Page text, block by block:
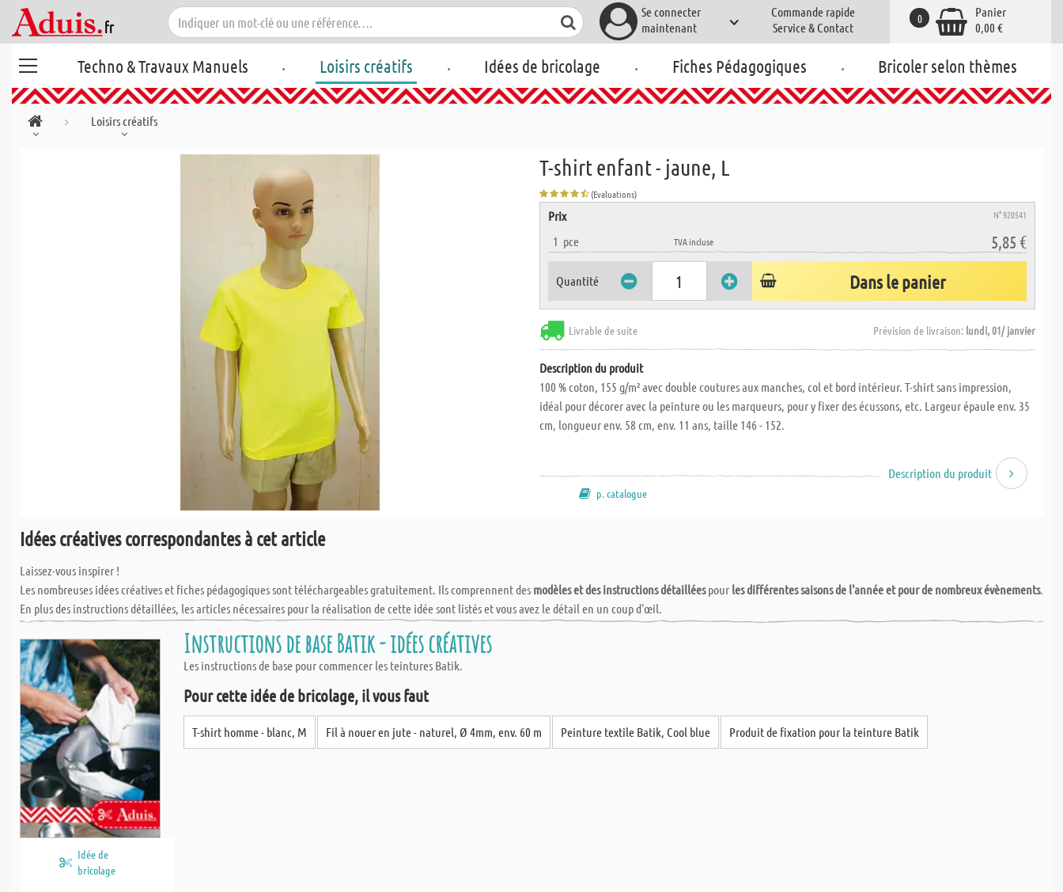
Se connecter
maintenant
Commande rapide
Service & Contact
Panier
0,00 €
0
Techno & Travaux Manuels . Loisirs créatifs . Idées de bricolage . Fiches Pédagogiques . Bricoler selon thèmes
Loisirs créatifs
T-shirt enfant - jaune, L
(Evaluations)
Prix N° 920541
1 pce TVA incluse 5,85 €
Quantité Dans le panier
Livrable de suite Prévision de livraison: lundi, 01/ janvier
Description du produit
100 % coton, 155 g/m² avec double coutures aux manches, col et bord intérieur. T-shirt sans impression,
idéal pour décorer avec la peinture ou les marqueurs, pour y fixer des écussons, etc. Largeur épaule env. 35
cm, longueur env. 58 cm, env. 11 ans, taille 146 - 152.
Description du produit
p. catalogue
Idées créatives correspondantes à cet article
Laissez-vous inspirer !
Les nombreuses idées créatives et fiches pédagogiques sont téléchargeables gratuitement. Ils comprennent des modèles et des instructions détailléespour les différentes saisons de l'année et pour de nombreux évènements.
En plus des instructions détaillées, les articles nécessaires pour la réalisation de cette idée sont listés et vous avez le détail en un coup d'œil.
Idée de
bricolage
Instructions de base Batik - idées créatives
Les instructions de base pour commencer les teintures Batik.
Pour cette idée de bricolage, il vous faut
T-shirt homme - blanc, M Fil à nouer en jute - naturel, Ø 4mm, env. 60 m Peinture textile Batik, Cool blue Produit de fixation pour la teinture Batik